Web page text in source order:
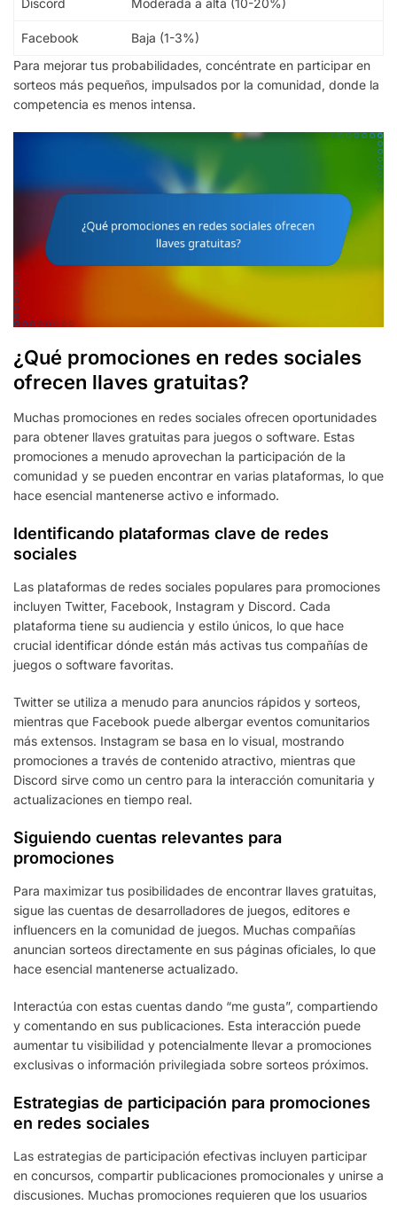
Discord Moderada a alta (10-20%)
Facebook
Baja (1-3%)
Para mejorar tus probabilidades, concéntrate en participar en
sorteos más pequeños, impulsados por la comunidad, donde la
competencia es menos intensa.
¿Qué promociones en redes sociales
ofrecen llaves gratuitas?
Muchas promociones en redes sociales ofrecen oportunidades
para obtener llaves gratuitas para juegos o software. Estas
promociones a menudo aprovechan la participación de la
comunidad y se pueden encontrar en varias plataformas, lo que
hace esencial mantenerse activo e informado.
Identificando plataformas clave de redes
sociales
Las plataformas de redes sociales populares para promociones
incluyen Twitter, Facebook, Instagram y Discord. Cada
plataforma tiene su audiencia y estilo únicos, lo que hace
crucial identificar dónde están más activas tus compañías de
juegos o software favoritas.
Twitter se utiliza a menudo para anuncios rápidos y sorteos,
mientras que Facebook puede albergar eventos comunitarios
más extensos. Instagram se basa en lo visual, mostrando
promociones a través de contenido atractivo, mientras que
Discord sirve como un centro para la interacción comunitaria y
actualizaciones en tiempo real.
Siguiendo cuentas relevantes para
promociones
Para maximizar tus posibilidades de encontrar llaves gratuitas,
sigue las cuentas de desarrolladores de juegos, editores e
influencers en la comunidad de juegos. Muchas compañías
anuncian sorteos directamente en sus páginas oficiales, lo que
hace esencial mantenerse actualizado.
Interactúa con estas cuentas dando “me gusta”, compartiendo
y comentando en sus publicaciones. Esta interacción puede
aumentar tu visibilidad y potencialmente llevar a promociones
exclusivas o información privilegiada sobre sorteos próximos.
Estrategias de participación para promociones
en redes sociales
Las estrategias de participación efectivas incluyen participar
en concursos, compartir publicaciones promocionales y unirse a
discusiones. Muchas promociones requieren que los usuarios